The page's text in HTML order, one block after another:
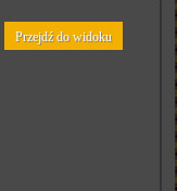
Przejdź do widoku